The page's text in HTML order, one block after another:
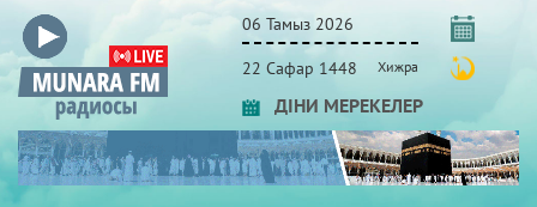
06 Тамыз 2026
22 Сафар 1448 Хижра
ДІНИ МЕРЕКЕЛЕР